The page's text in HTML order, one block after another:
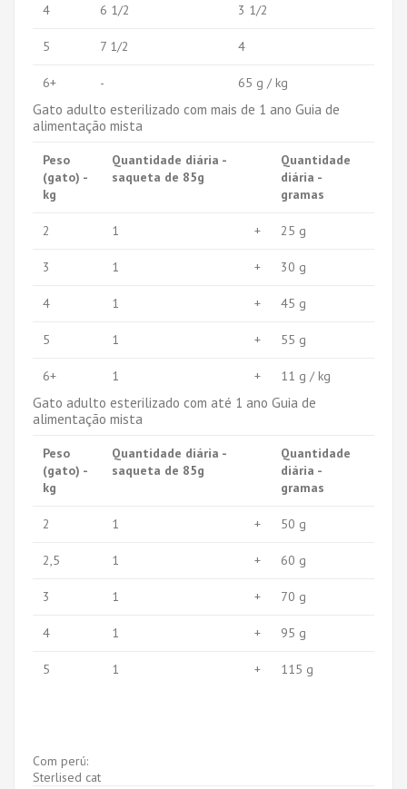
4 6 1/2 3 1/2
5 7 1/2 4
6+ - 65 g / kg
Gato adulto esterilizado com mais de 1 ano Guia de
alimentação mista
Peso
(gato) -
kg
Quantidade diária -
saqueta de 85g
Quantidade
diária -
gramas
2 1 + 25 g
3 1 + 30 g
4 1 + 45 g
5 1 + 55 g
6+ 1 + 11 g / kg
Gato adulto esterilizado com até 1 ano Guia de
alimentação mista
Peso
(gato) -
kg
Quantidade diária -
saqueta de 85g
Quantidade
diária -
gramas
2 1 + 50 g
2,5 1 + 60 g
3 1 + 70 g
4 1 + 95 g
5 1 + 115 g
Com perú:
Sterlised cat